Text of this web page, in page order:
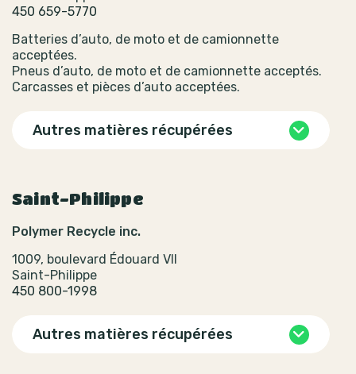
450 659-5770
Batteries d’auto, de moto et de camionnette
acceptées.
Pneus d’auto, de moto et de camionnette acceptés.
Carcasses et pièces d’auto acceptées.
Autres matières récupérées
Saint-Philippe
Polymer Recycle inc.
1009, boulevard Édouard VII
Saint-Philippe
450 800-1998
Autres matières récupérées